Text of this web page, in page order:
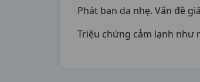
Phát ban da nhẹ. Vấn đề
Triệu chứng cảm lạnh như